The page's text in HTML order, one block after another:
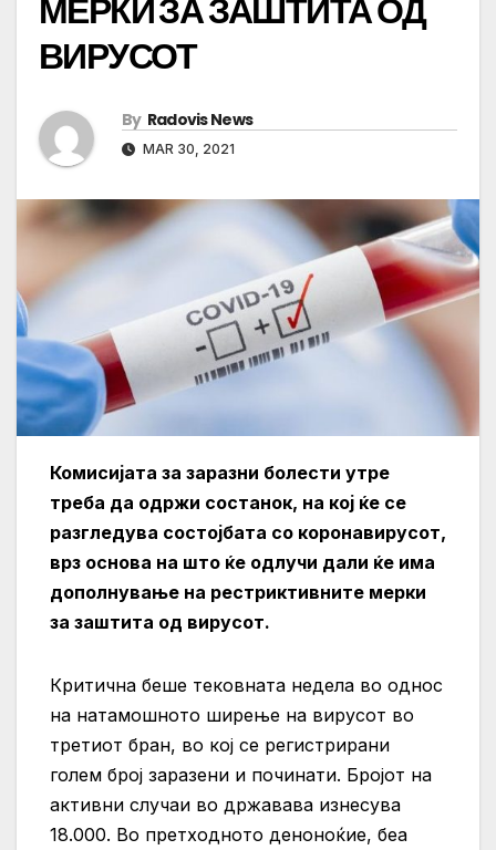
МЕРКИ ЗА ЗАШТИТА ОД
ВИРУСОТ
By Radovis News
MAR 30, 2021
Комисијата за заразни болести утре
треба да одржи состанок, на кој ќе се
разгледува состојбата со коронавирусот,
врз основа на што ќе одлучи дали ќе има
дополнување на рестриктивните мерки
за заштита од вирусот.
Критична беше тековната недела во однос
на натамошното ширење на вирусот во
третиот бран, во кој се регистрирани
голем број заразени и починати. Бројот на
активни случаи во државава изнесува
18.000. Во претходното деноноќие, беа